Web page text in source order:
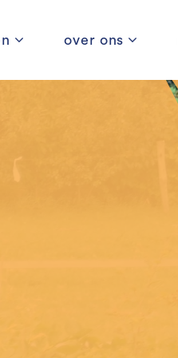
over ons